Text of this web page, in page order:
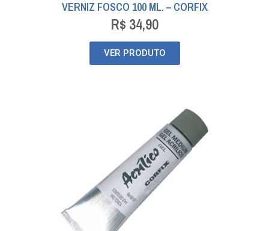
VERNIZ FOSCO 100 ML. – CORFIX
R$ 34,90
VER PRODUTO